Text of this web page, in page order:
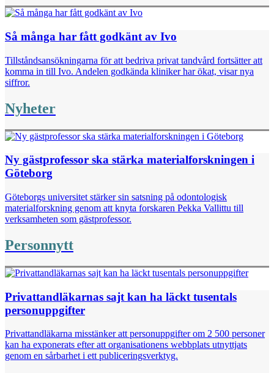
Så många har fått godkänt av Ivo
Tillståndsansökningarna för att bedriva privat tandvård fortsätter att
komma in till Ivo. Andelen godkända kliniker har ökat, visar nya
siffror.
Nyheter
Ny gästprofessor ska stärka materialforskningen i
Göteborg
Göteborgs universitet stärker sin satsning på odontologisk
materialforskning genom att knyta forskaren Pekka Vallittu till
verksamheten som gästprofessor.
Personnytt
Privattandläkarnas sajt kan ha läckt tusentals
personuppgifter
Privattandläkarna misstänker att personuppgifter om 2 500 personer
kan ha exponerats efter att organisationens webbplats utnyttjats
genom en sårbarhet i ett publiceringsverktyg.